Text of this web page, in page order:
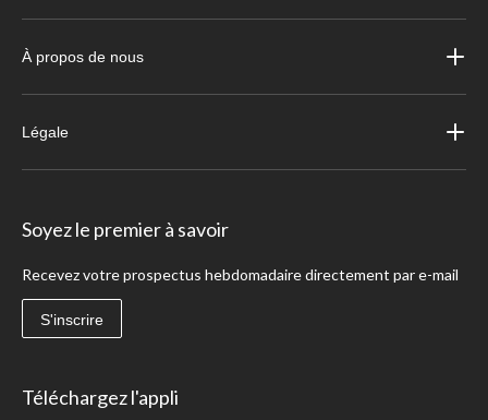
À propos de nous
Légale
Soyez le premier à savoir
Recevez votre prospectus hebdomadaire directement par e-mail
S'inscrire
Téléchargez l'appli